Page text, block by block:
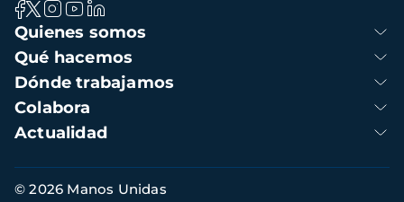
Navegación
principal
Quienes somos
Qué hacemos
Dónde trabajamos
Colabora
Actualidad
Información
© 2026 Manos Unidas